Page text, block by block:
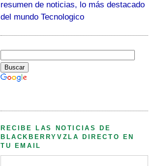
resumen de noticias, lo más destacado
del mundo Tecnologico
RECIBE LAS NOTICIAS DE
BLACKBERRYVZLA DIRECTO EN
TU EMAIL